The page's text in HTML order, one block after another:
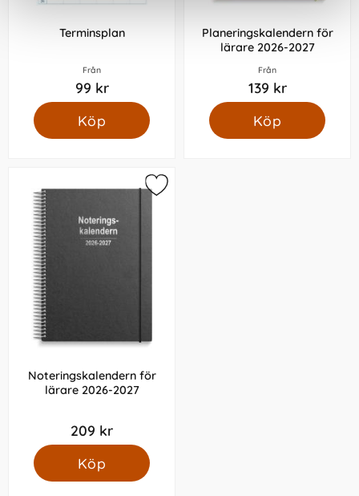
Terminsplan
Från
99 kr
Köp
Planeringskalendern för
lärare 2026-2027
Från
139 kr
Köp
Noteringskalendern för
lärare 2026-2027
209 kr
Köp